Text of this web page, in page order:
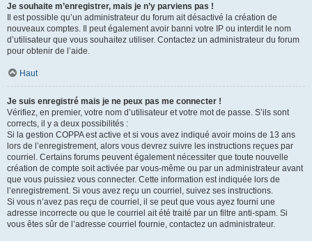
Je souhaite m’enregistrer, mais je n’y parviens pas !
Il est possible qu’un administrateur du forum ait désactivé la création de
nouveaux comptes. Il peut également avoir banni votre IP ou interdit le nom
d’utilisateur que vous souhaitez utiliser. Contactez un administrateur du forum
pour obtenir de l’aide.
Haut
Je suis enregistré mais je ne peux pas me connecter !
Vérifiez, en premier, votre nom d’utilisateur et votre mot de passe. S’ils sont
corrects, il y a deux possibilités :
Si la gestion COPPA est active et si vous avez indiqué avoir moins de 13 ans
lors de l’enregistrement, alors vous devrez suivre les instructions reçues par
courriel. Certains forums peuvent également nécessiter que toute nouvelle
création de compte soit activée par vous-même ou par un administrateur avant
que vous puissiez vous connecter. Cette information est indiquée lors de
l’enregistrement. Si vous avez reçu un courriel, suivez ses instructions.
Si vous n’avez pas reçu de courriel, il se peut que vous ayez fourni une
adresse incorrecte ou que le courriel ait été traité par un filtre anti-spam. Si
vous êtes sûr de l’adresse courriel fournie, contactez un administrateur.